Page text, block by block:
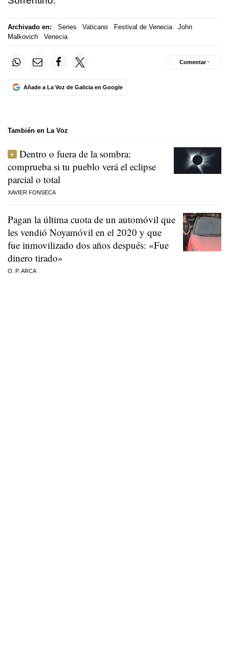
Archivado en: Series Vaticano Festival de Venecia
John
Malkovich
Venecia
Añade a La Voz de Galicia en Google
Comentar ·
También en La Voz
Dentro o fuera de la sombra:
comprueba si tu pueblo verá el eclipse
parcial o total
XAVIER FONSECA
Pagan la última cuota de un automóvil que
les vendió Noyamóvil en el 2020 y que
fue inmovilizado dos años después: «Fue
dinero tirado»
O. P. ARCA